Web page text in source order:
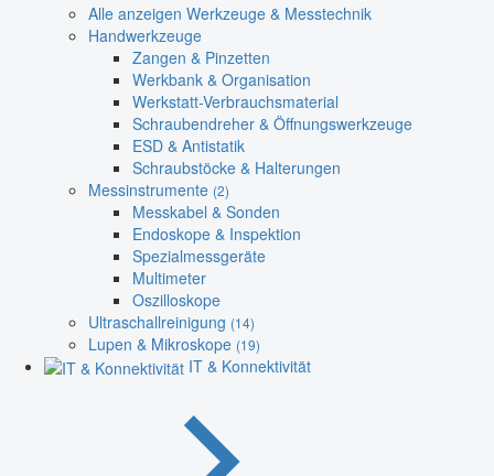
Alle anzeigen Werkzeuge & Messtechnik
Handwerkzeuge
Zangen & Pinzetten
Werkbank & Organisation
Werkstatt-Verbrauchsmaterial
Schraubendreher & Öffnungswerkzeuge
ESD & Antistatik
Schraubstöcke & Halterungen
Messinstrumente (2)
Messkabel & Sonden
Endoskope & Inspektion
Spezialmessgeräte
Multimeter
Oszilloskope
Ultraschallreinigung (14)
Lupen & Mikroskope (19)
IT & Konnektivität